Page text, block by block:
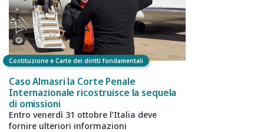
Costituzione e Carte dei diritti fondamentali
Caso Almasri la Corte Penale
Internazionale ricostruisce la sequela
di omissioni
Entro venerdì 31 ottobre l’Italia deve
fornire ulteriori informazioni